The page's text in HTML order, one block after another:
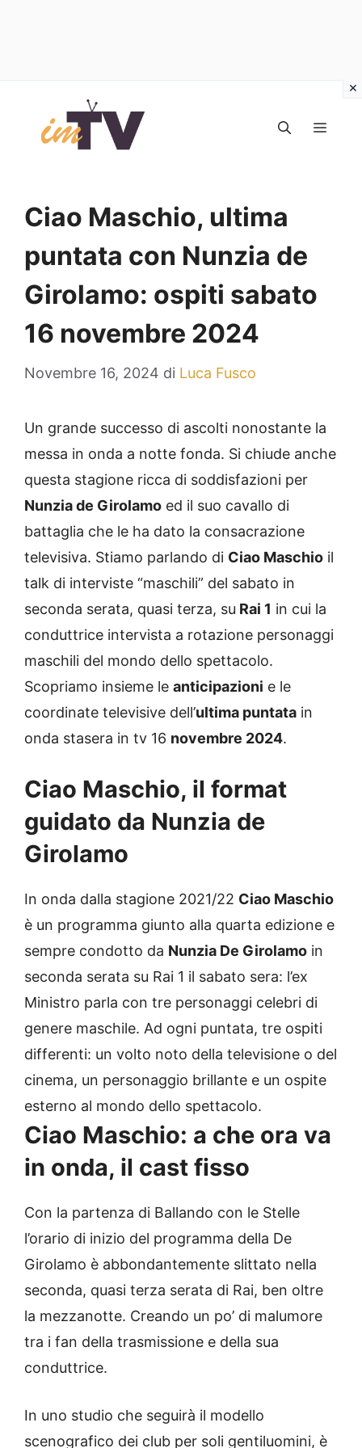
contenuto
Ciao Maschio, ultima
puntata con Nunzia de
Girolamo: ospiti sabato
16 novembre 2024
Novembre 16, 2024 di Luca Fusco
Un grande successo di ascolti nonostante la
messa in onda a notte fonda. Si chiude anche
questa stagione ricca di soddisfazioni per
Nunzia de Girolamo ed il suo cavallo di
battaglia che le ha dato la consacrazione
televisiva. Stiamo parlando di Ciao Maschio il
talk di interviste “maschili” del sabato in
seconda serata, quasi terza, su Rai 1 in cui la
conduttrice intervista a rotazione personaggi
maschili del mondo dello spettacolo.
Scopriamo insieme le anticipazioni e le
coordinate televisive dell’ultima puntata in
onda stasera in tv 16 novembre 2024.
Ciao Maschio, il format
guidato da Nunzia de
Girolamo
In onda dalla stagione 2021/22 Ciao Maschio
è un programma giunto alla quarta edizione e
sempre condotto da Nunzia De Girolamo in
seconda serata su Rai 1 il sabato sera: l’ex
Ministro parla con tre personaggi celebri di
genere maschile. Ad ogni puntata, tre ospiti
differenti: un volto noto della televisione o del
cinema, un personaggio brillante e un ospite
esterno al mondo dello spettacolo.
Ciao Maschio: a che ora va
in onda, il cast fisso
Con la partenza di Ballando con le Stelle
l’orario di inizio del programma della De
Girolamo è abbondantemente slittato nella
seconda, quasi terza serata di Rai, ben oltre
la mezzanotte. Creando un po’ di malumore
tra i fan della trasmissione e della sua
conduttrice.
In uno studio che seguirà il modello
scenografico dei club per soli gentiluomini, è